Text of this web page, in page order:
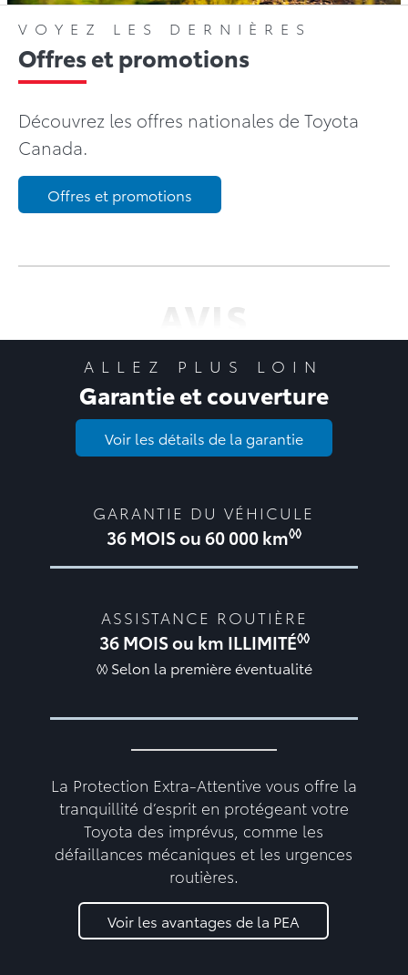
VOYEZ LES DERNIÈRES
Offres et promotions
Découvrez les offres nationales de Toyota
Canada.
Offres et promotions
ALLEZ PLUS LOIN
Garantie et couverture
Voir les détails de la garantie
GARANTIE DU VÉHICULE
36 MOIS ou 60 000 km◊◊
ASSISTANCE ROUTIÈRE
36 MOIS ou km ILLIMITÉ◊◊
◊◊ Selon la première éventualité
La Protection Extra-Attentive vous offre la
tranquillité d’esprit en protégeant votre
Toyota des imprévus, comme les
défaillances mécaniques et les urgences
routières.
Voir les avantages de la PEA